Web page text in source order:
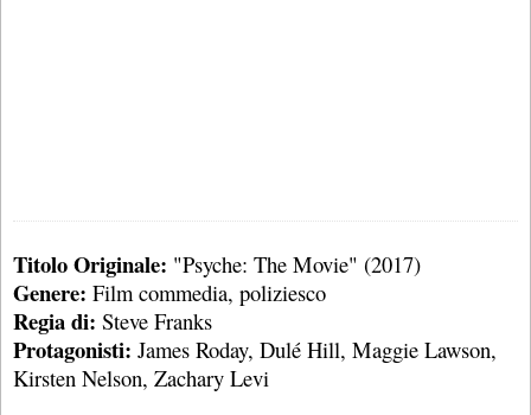
Titolo Originale: "Psyche: The Movie" (2017)
Genere: Film commedia, poliziesco
Regia di: Steve Franks
Protagonisti: James Roday, Dulé Hill, Maggie Lawson,
Kirsten Nelson, Zachary Levi